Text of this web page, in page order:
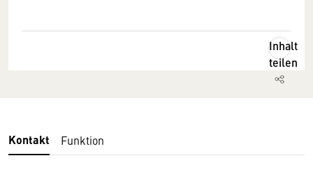
Inhalt
teilen
Kontakt Funktion